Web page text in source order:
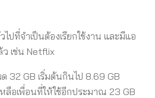
ปที่จำเป็นต้องเรียกใช้งาน และมีแอ
เช่น Netflix
32 GB เริ่มต้นกินไป 8.69 GB
หลือเพื่อนที่ให้ใช้อีกประมาณ 23 GB